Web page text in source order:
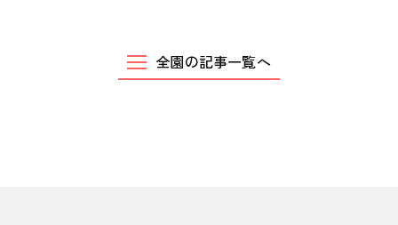
お問い合わせ全園の記事一覧へ